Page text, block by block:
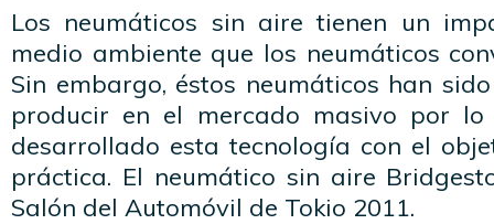
Los neumáticos sin aire tienen un
medio ambiente que los neumáticos
Sin embargo, éstos neumáticos han
producir en el mercado masivo por lo
desarrollado esta tecnología con el
práctica. El neumático sin aire
Salón del Automóvil de Tokio 2011.